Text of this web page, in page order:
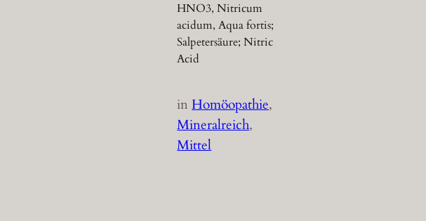
HNO3, Nitricum
acidum, Aqua fortis;
Salpetersäure; Nitric
Acid
inHomöopathie
Mineralreich
Mittel